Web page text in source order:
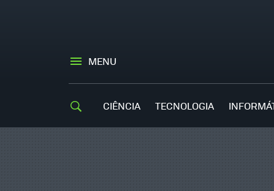
MENU
CIÊNCIA TECNOLOGIA